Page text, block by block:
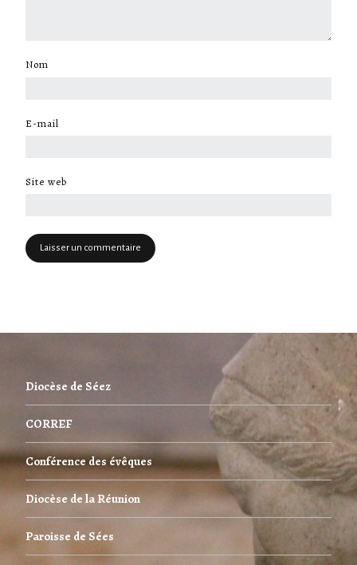
Nom
E-mail
Site web
Diocèse de Séez
CORREF
Conférence des évêques
Diocèse de la Réunion
Paroisse de Sées